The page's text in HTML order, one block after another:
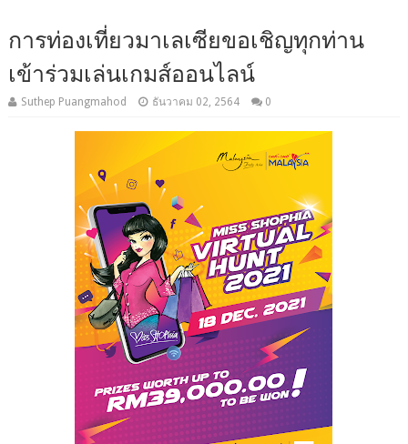
การท่องเที่ยวมาเลเซียขอเชิญทุกท่าน
เข้าร่วมเล่นเกมส์ออนไลน์
Suthep Puangmahod ธันวาคม 02, 2564 0